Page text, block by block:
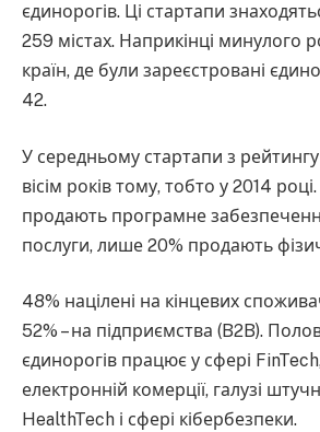
єдинорогів. Ці стартапи
259 містах. Наприкінці минулого
країн, де були зареєстровані
42.
У середньому стартапи з
вісім років тому, тобто у 2014
продають програмне
послуги, лише 20% продають
48% націлені на кінцевих
52% – на підприємства (B2B).
єдинорогів працює у сфері
електронній комерції, галузі
HealthTech і сфері кібербезпеки.